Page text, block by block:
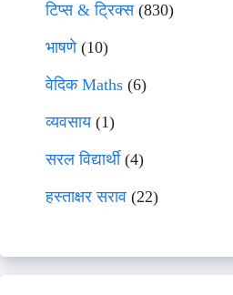
टिप्स & ट्रिक्स(830)
भाषणे(10)
वेदिक Maths (6)
व्यवसाय(1)
सरल विद्यार्थी(4)
हस्ताक्षर सराव (22)